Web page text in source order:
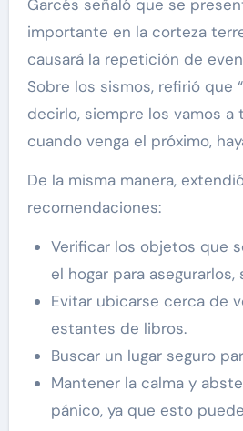
Garcés señaló que se
importante en la corteza
causará la repetición de
Sobre los sismos, refirió que
decirlo, siempre los vamos a
cuando venga el próximo,
De la misma manera,
recomendaciones:
Verificar los objetos que
el hogar para asegurarlos,
Evitar ubicarse cerca de
estantes de libros.
Buscar un lugar seguro
Mantener la calma y
pánico, ya que esto